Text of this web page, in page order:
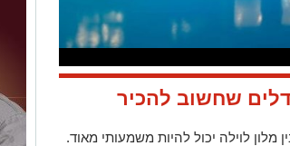
שחשוב להכיר
לוילה יכול להיות משמעותי מאוד.